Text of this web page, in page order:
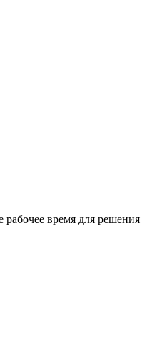
время для